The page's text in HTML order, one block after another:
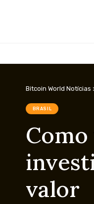
Bitcoin World Notícias
BRASIL
valor